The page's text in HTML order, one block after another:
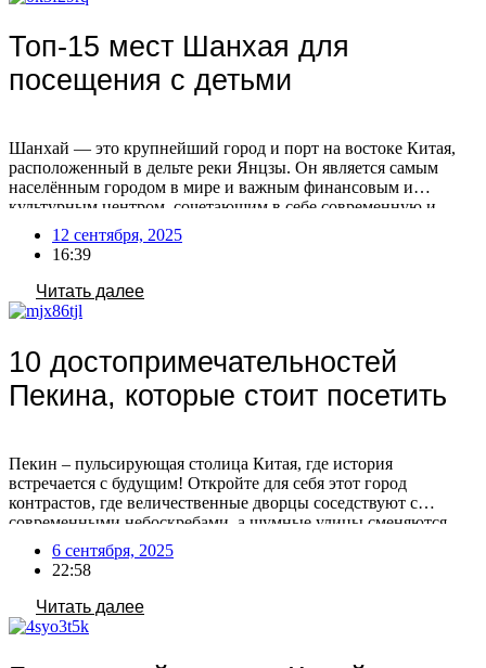
Топ-15 мест Шанхая для
посещения с детьми
Шанхай — это крупнейший город и порт на востоке Китая,
расположенный в дельте реки Янцзы. Он является самым
населённым городом в мире и важным финансовым и
культурным центром, сочетающим в себе современную и
традиционную культуру Китая. После отмены виз для россиян
с 15 сентября 2025, посещение Китая станет более доступным
и популярным! Воспользуйтесь этой возможностью, […]
12 сентября, 2025
16:39
Читать далее
10 достопримечательностей
Пекина, которые стоит посетить
Пекин – пульсирующая столица Китая, где история
встречается с будущим! Откройте для себя этот город
контрастов, где величественные дворцы соседствуют с
современными небоскребами, а шумные улицы сменяются
тихими садами. Готовы исследовать главные сокровища
Пекина? Если вы мечтаете о путешествии в этот
удивительный город, но не знаете с чего начать, мы поможем
вам спланировать идеальный маршрут! […]
6 сентября, 2025
22:58
Читать далее